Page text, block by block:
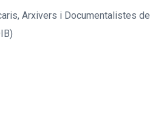
Arxivers i Documentalistes de